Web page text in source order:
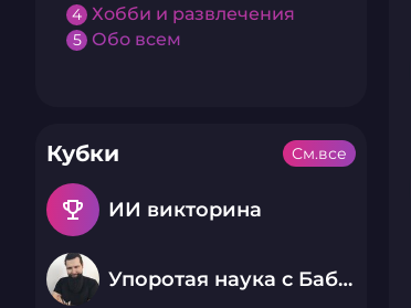
4 Хобби и развлечения
5 Обо всем
Кубки
emoji_events ИИ викторина
Упоротая наука с Бабаем Лютым
См.все